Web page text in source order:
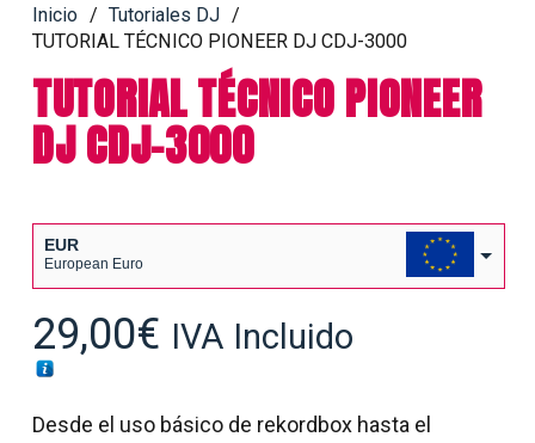
Inicio / Tutoriales DJ /
TUTORIAL TÉCNICO PIONEER DJ CDJ-3000
TUTORIAL TÉCNICO PIONEER
DJ CDJ-3000
EUR
European Euro
USA dollar
29,00€ IVA Incluido
Desde el uso básico de rekordbox hasta el